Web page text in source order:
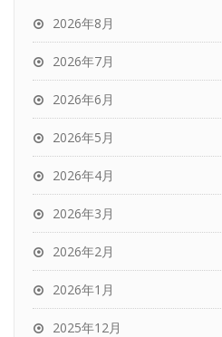
2026年8月
2026年7月
2026年6月
2026年5月
2026年4月
2026年3月
2026年2月
2026年1月
2025年12月